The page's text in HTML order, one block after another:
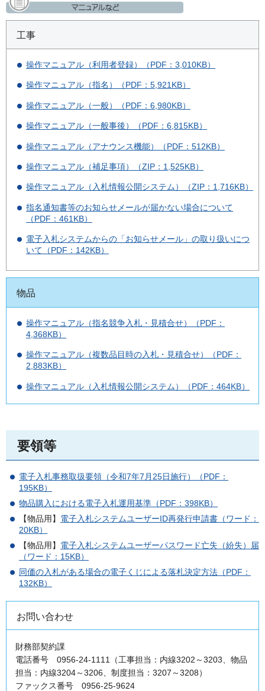
工事
操作マニュアル（利用者登録）（PDF：3,010KB）
操作マニュアル（指名）（PDF：5,921KB）
操作マニュアル（一般）（PDF：6,980KB）
操作マニュアル（一般事後）（PDF：6,815KB）
操作マニュアル（アナウンス機能）（PDF：512KB）
操作マニュアル（補足事項）（ZIP：1,525KB）
操作マニュアル（入札情報公開システム）（ZIP：1,716KB）
指名通知書等のお知らせメールが届かない場合について
（PDF：461KB）
電子入札システムからの「お知らせメール」の取り扱いにつ
いて（PDF：142KB）
物品
操作マニュアル（指名競争入札・見積合せ）（PDF：
4,368KB）
操作マニュアル（複数品目時の入札・見積合せ）（PDF：
2,883KB）
操作マニュアル（入札情報公開システム）（PDF：464KB）
要領等
電子入札事務取扱要領（令和7年7月25日施行）（PDF：
195KB）
物品購入における電子入札運用基準（PDF：398KB）
【物品用】 電子入札システムユーザーID再発行申請書（ワード：
20KB）
【物品用】 電子入札システムユーザーパスワード亡失（紛失）届
（ワード：15KB）
同価の入札がある場合の電子くじによる落札決定方法（PDF：
132KB）
お問い合わせ
財務部契約課
電話番号 0956-24-1111（工事担当：内線3202～3203、物品
担当：内線3204～3206、制度担当：3207～3208）
ファックス番号 0956-25-9624